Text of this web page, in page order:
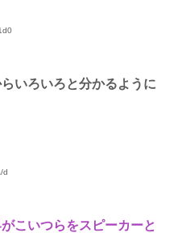
いろいろと分かるように
d
こいつらをスピーカーと